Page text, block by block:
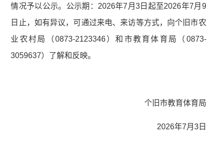
情况予以公示。公示期：2026年7月3日起至2026年7月9
日止，如有异议，可通过来电、来访等方式，向个旧市农
业农村局（0873-2123346）和市教育体育局（0873-
3059637）了解和反映。
个旧市教育体育局
2026年7月3日